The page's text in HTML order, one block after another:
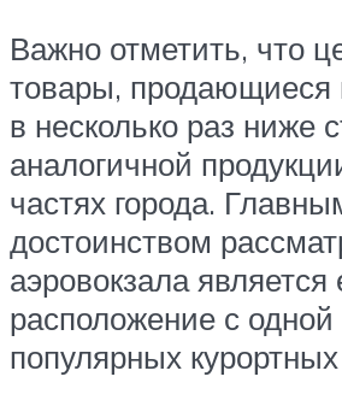
Важно отметить, что
товары, продающиеся
в несколько раз ниже
аналогичной
частях города.
достоинством
аэровокзала является
расположение с
популярных